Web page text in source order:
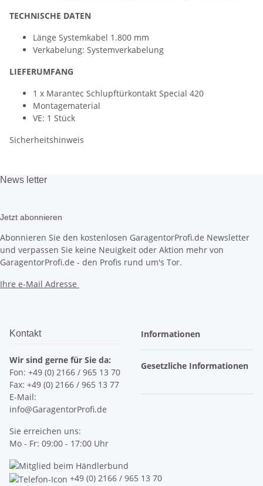
TECHNISCHE DATEN
Länge Systemkabel 1.800 mm
Verkabelung: Systemverkabelung
LIEFERUMFANG
1 x Marantec Schlupftürkontakt Special 420
Montagematerial
VE: 1 Stück
Sicherheitshinweis
News letter
Jetzt abonnieren
Abonnieren Sie den kostenlosen GaragentorProfi.de Newsletter
und verpassen Sie keine Neuigkeit oder Aktion mehr von
GaragentorProfi.de - den Profis rund um's Tor.
Ihre e-Mail Adresse
Kontakt
Wir sind gerne für Sie da:
Fon: +49 (0) 2166 / 965 13 70
Fax: +49 (0) 2166 / 965 13 77
E-Mail:
info@GaragentorProfi.de
Sie erreichen uns:
Mo - Fr: 09:00 - 17:00 Uhr
Informationen
Gesetzliche Informationen
+49 (0) 2166 / 965 13 70